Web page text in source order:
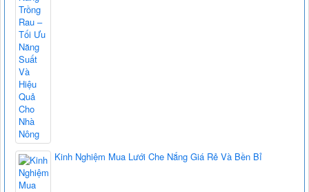
Kinh Nghiệm Mua Lưới Che Nắng Giá Rẻ Và Bền Bỉ